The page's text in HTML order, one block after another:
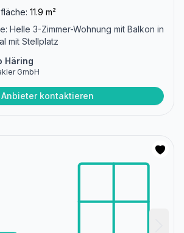
11.9 m²
Helle 3-Zimmer-Wohnung mit Balkon in
mit Stellplatz
Häring
GmbH
Anbieter kontaktieren